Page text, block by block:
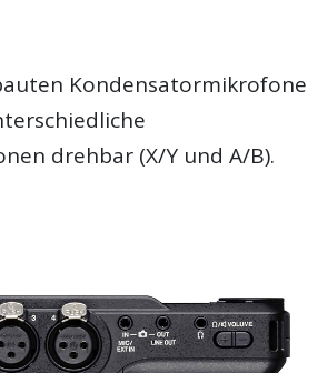
Kondensatormikrofone
drehbar (X/Y und A/B).